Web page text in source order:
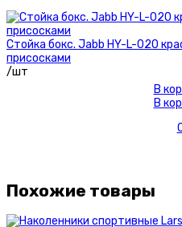
Стойка бокс. Jabb HY-L-020
присосками
/шт
В
В
Похожие товары